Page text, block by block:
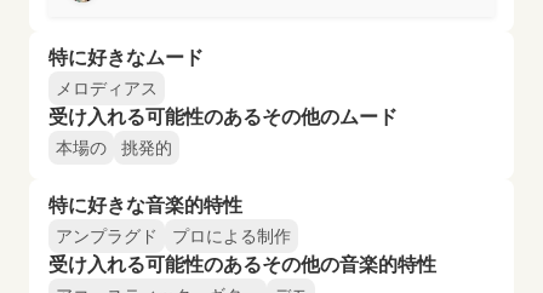
特に好きなムード
メロディアス
受け入れる可能性のあるその他のムード
本場の 挑発的
特に好きな音楽的特性
アンプラグド プロによる制作
受け入れる可能性のあるその他の音楽的特性